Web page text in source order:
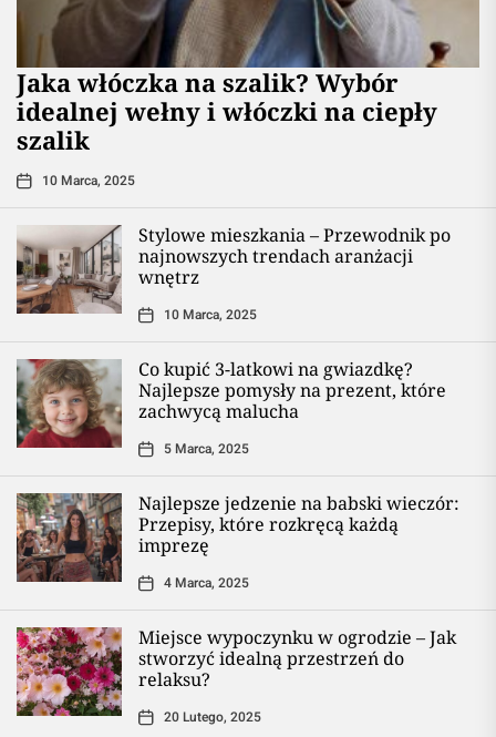
Jaka włóczka na szalik? Wybór
idealnej wełny i włóczki na ciepły
szalik
10 Marca, 2025
Stylowe mieszkania – Przewodnik po
najnowszych trendach aranżacji
wnętrz
10 Marca, 2025
Co kupić 3-latkowi na gwiazdkę?
Najlepsze pomysły na prezent, które
zachwycą malucha
5 Marca, 2025
Najlepsze jedzenie na babski wieczór:
Przepisy, które rozkręcą każdą
imprezę
4 Marca, 2025
Miejsce wypoczynku w ogrodzie – Jak
stworzyć idealną przestrzeń do
relaksu?
20 Lutego, 2025